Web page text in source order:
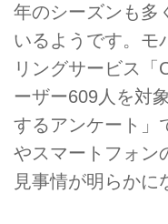
年のシーズンも多
いるようです。モ
リングサービス「
ーザー609人を対
するアンケート」
やスマートフォン
見事情が明らかに